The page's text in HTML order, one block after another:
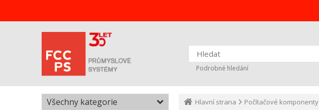
Podrobné hledání
Všechny kategorie Hlavní strana Počítačové komponenty